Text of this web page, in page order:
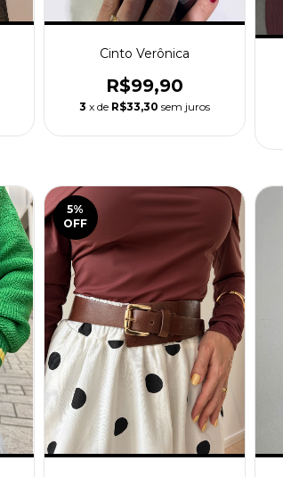
Cinto Verônica
R$99,90
3 x de R$33,30 sem juros
5%
OFF